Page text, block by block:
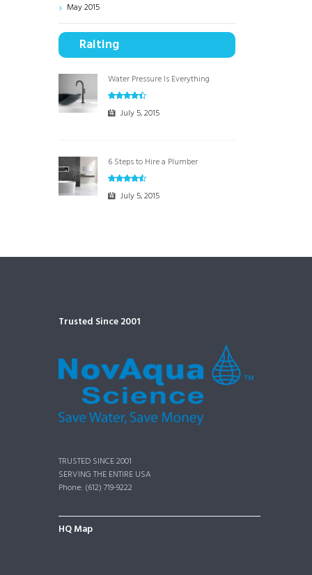
May2015
Raiting
Water Pressure Is Everything
July 5, 2015
6 Steps to Hire a Plumber
July 5, 2015
Trusted Since 2001
TRUSTED SINCE 2001
SERVING THE ENTIRE USA
Phone: (612) 719-9222
HQ Map